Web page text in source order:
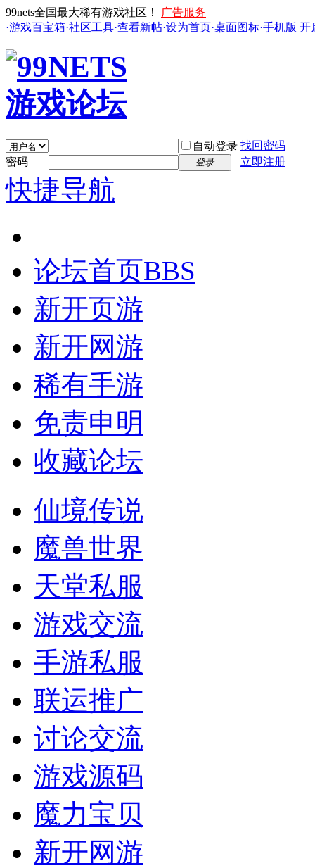
99nets全国最大稀有游戏社区！
广告服务
·游戏百宝箱·社区工具·查看新帖·设为首页·桌面图标·手机版 开
自动登录 找回密码
密码
登录 立即注册
快捷导航
论坛首页BBS
新开页游
新开网游
稀有手游
免责申明
收藏论坛
仙境传说
魔兽世界
天堂私服
游戏交流
手游私服
联运推广
讨论交流
游戏源码
魔力宝贝
新开网游